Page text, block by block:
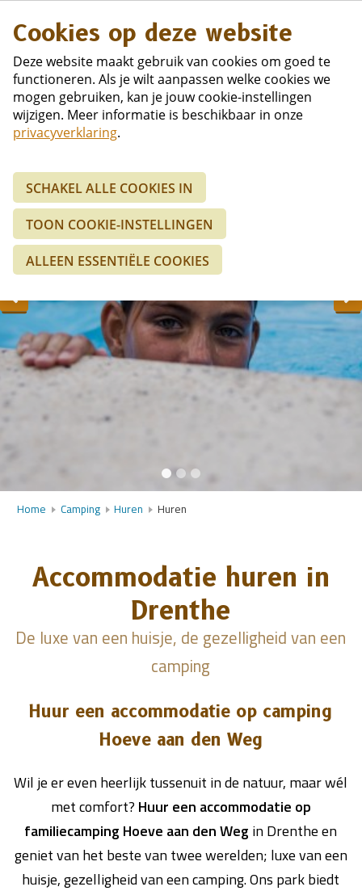
Home Camping Huren Huren
Accommodatie huren in
Drenthe
De luxe van een huisje, de gezelligheid van een
camping
Huur een accommodatie op camping
Hoeve aan den Weg
Wil je er even heerlijk tussenuit in de natuur, maar wél
met comfort? Huur een accommodatie op
familiecamping Hoeve aan den Weg in Drenthe en
geniet van het beste van twee werelden; luxe van een
huisje, gezelligheid van een camping. Ons park biedt
Cookies op deze website
Deze website maakt gebruik van cookies om goed te
functioneren. Als je wilt aanpassen welke cookies we
mogen gebruiken, kan je jouw cookie-instellingen
wijzigen. Meer informatie is beschikbaar in onze
privacyverklaring.
SCHAKEL ALLE COOKIES IN
TOON COOKIE-INSTELLINGEN
ALLEEN ESSENTIËLE COOKIES